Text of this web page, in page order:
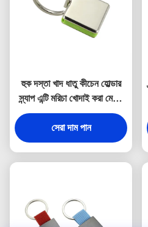
হুক দস্তা খাদ ধাতু কীচেন হোল্ডার
স্ন্যাপ এন্টি মরিচা খোদাই করা মেটাল
কীরিং
সেরা দাম পান